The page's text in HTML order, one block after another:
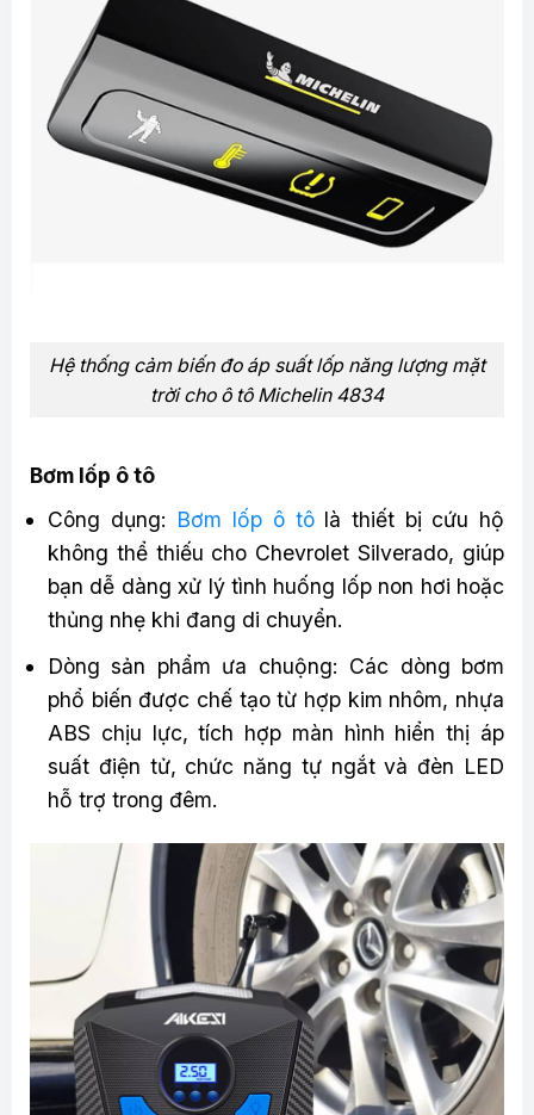
Hệ thống cảm biến đo áp suất lốp năng lượng mặt
trời cho ô tô Michelin 4834
Bơm lốp ô tô
Công dụng: Bơm lốp ô tôlà thiết bị cứu hộ
không thể thiếu cho Chevrolet Silverado, giúp
bạn dễ dàng xử lý tình huống lốp non hơi hoặc
thủng nhẹ khi đang di chuyển.
Dòng sản phẩm ưa chuộng: Các dòng bơm
phổ biến được chế tạo từ hợp kim nhôm, nhựa
ABS chịu lực, tích hợp màn hình hiển thị áp
suất điện tử, chức năng tự ngắt và đèn LED
hỗ trợ trong đêm.